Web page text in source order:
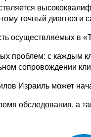
точный диагноз и
осуществляемых в
проблем: с каждым
сопровождении
Израиль может
обследования, а